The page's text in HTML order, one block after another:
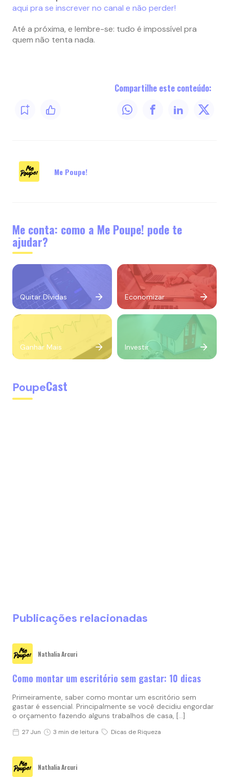
aqui pra se inscrever no canal e não perder!
Até a próxima, e lembre-se: tudo é impossível pra
quem não tenta nada.
Compartilhe este conteúdo:
Me Poupe!
Me conta: como a Me Poupe! pode te
ajudar?
Quitar Dívidas Economizar
Ganhar Mais Investir
PoupeCast
Publicações relacionadas
Nathalia Arcuri
Como montar um escritório sem gastar: 10 dicas
Primeiramente, saber como montar um escritório sem
gastar é essencial. Principalmente se você decidiu engordar
o orçamento fazendo alguns trabalhos de casa, […]
27 Jun 3 min de leitura Dicas de Riqueza
Nathalia Arcuri